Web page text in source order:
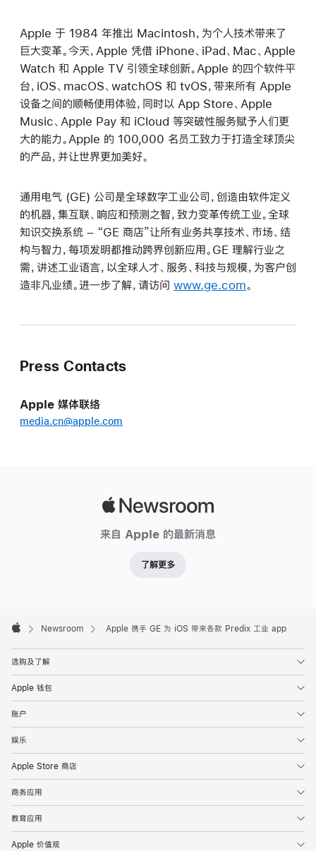
Apple 于 1984 年推出 Macintosh，为个人技术带来了
巨大变革。今天，Apple 凭借 iPhone、iPad、Mac、Apple
Watch 和 Apple TV 引领全球创新。Apple 的四个软件平
台，iOS、macOS、watchOS 和 tvOS，带来所有 Apple
设备之间的顺畅使用体验，同时以 App Store、Apple
Music、Apple Pay 和 iCloud 等突破性服务赋予人们更
大的能力。Apple 的 100,000 名员工致力于打造全球顶尖
的产品，并让世界更加美好。
通用电气 (GE) 公司是全球数字工业公司，创造由软件定义
的机器，集互联、响应和预测之智，致力变革传统工业。全球
知识交换系统 – “GE 商店”让所有业务共享技术、市场、结
构与智力，每项发明都推动跨界创新应用。GE 理解行业之
需，讲述工业语言，以全球人才、服务、科技与规模，为客户创
造非凡业绩。进一步了解，请访问 www.ge.com。
Press Contacts
Apple 媒体联络
media.cn@apple.com
来自 Apple 的最新消息
了解更多
Footer

Newsroom Apple 携手 GE 为 iOS 带来各款 Predix 工业 app
选购及了解
Apple 钱包
账户
娱乐
Apple Store 商店
商务应用
教育应用
Apple 价值观